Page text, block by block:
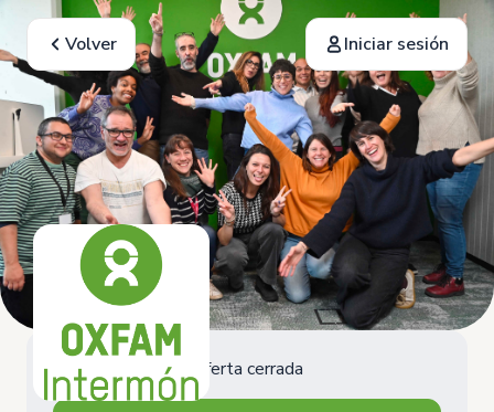
Volver Iniciar sesión
Oferta cerrada